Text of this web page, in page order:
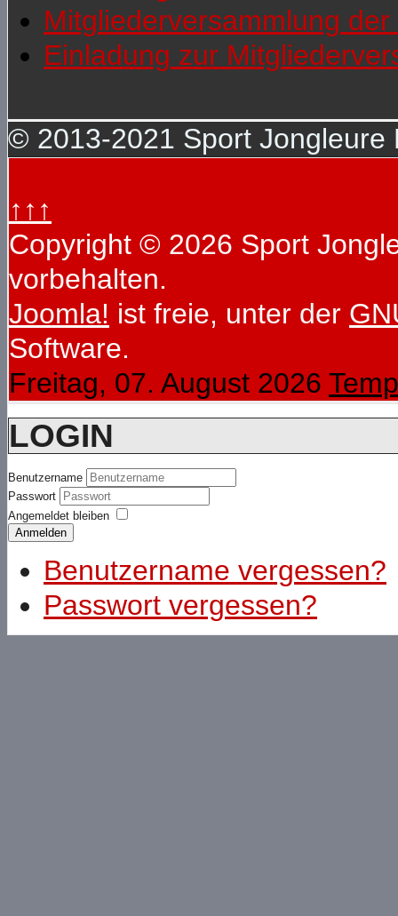
Mitgliederversammlung
Einladung zur
© 2013-2021 Sport Jongleure
↑↑↑
Copyright © 2026 Sport
vorbehalten.
Joomla! ist freie, unter der
Software.
Freitag, 07. August 2026
LOGIN
Benutzername
Passwort
Angemeldet bleiben
Anmelden
Benutzername vergessen?
Passwort vergessen?